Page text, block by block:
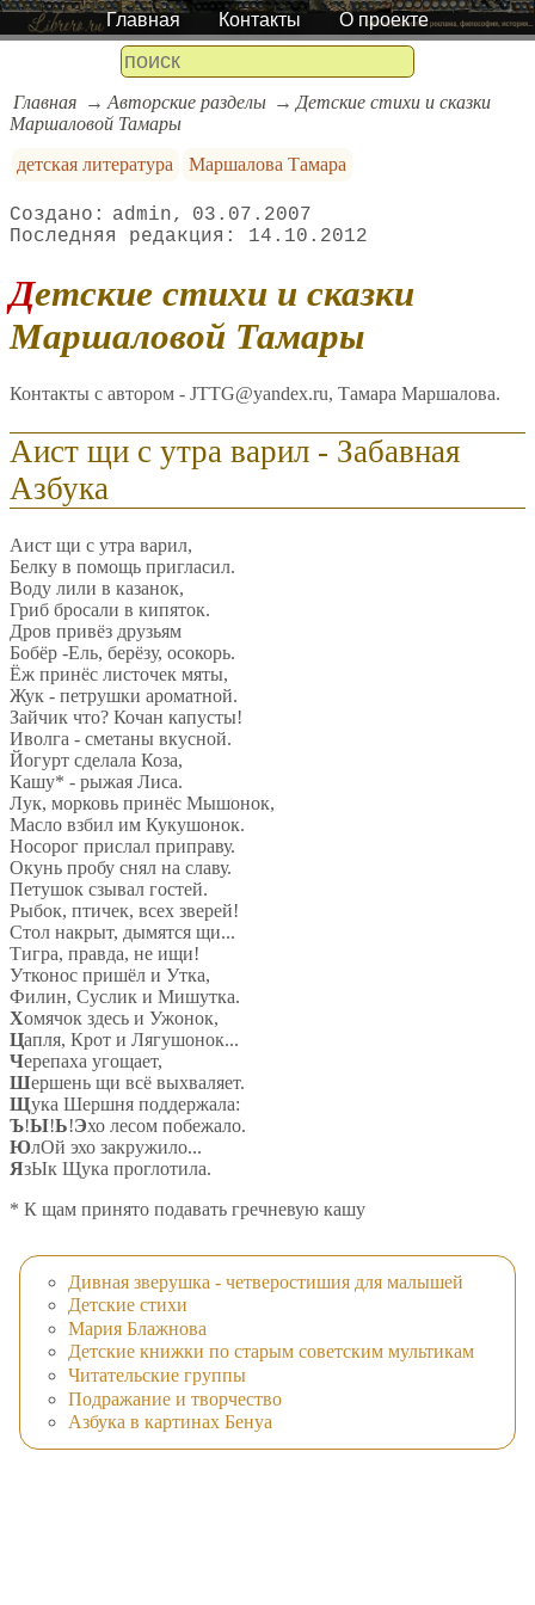
Главная Контакты О проекте
Главная Авторские разделы
Детские стихи и сказки
Маршаловой Тамары
детская литература
Маршалова Тамара
admin
03.07.2007
14.10.2012
Детские стихи и сказки
Маршаловой Тамары
Контакты с автором - JTTG@yandex.ru, Тамара Маршалова.
Аист щи с утра варил - Забавная
Азбука
Аист щи с утра варил,
Белку в помощь пригласил.
Воду лили в казанок,
Гриб бросали в кипяток.
Дров привёз друзьям
Бобёр -Ель, берёзу, осокорь.
Ёж принёс листочек мяты,
Жук - петрушки ароматной.
Зайчик что? Кочан капусты!
Иволга - сметаны вкусной.
Йогурт сделала Коза,
Кашу* - рыжая Лиса.
Лук, морковь принёс Мышонок,
Масло взбил им Кукушонок.
Носорог прислал приправу.
Окунь пробу снял на славу.
Петушок сзывал гостей.
Рыбок, птичек, всех зверей!
Стол накрыт, дымятся щи...
Тигра, правда, не ищи!
Утконос пришёл и Утка,
Филин, Суслик и Мишутка.
Хомячок здесь и Ужонок,
Цапля, Крот и Лягушонок...
Черепаха угощает,
Шершень щи всё выхваляет.
Щука Шершня поддержала:
Ъ!Ы!Ь!Эхо лесом побежало.
ЮлОй эхо закружило...
ЯзЫк Щука проглотила.
* К щам принято подавать гречневую кашу
Дивная зверушка - четверостишия для малышей
Детские стихи
Мария Блажнова
Детские книжки по старым советским мультикам
Читательские группы
Подражание и творчество
Азбука в картинах Бенуа